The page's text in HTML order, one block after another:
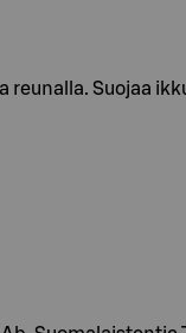
reunalla. Suojaa